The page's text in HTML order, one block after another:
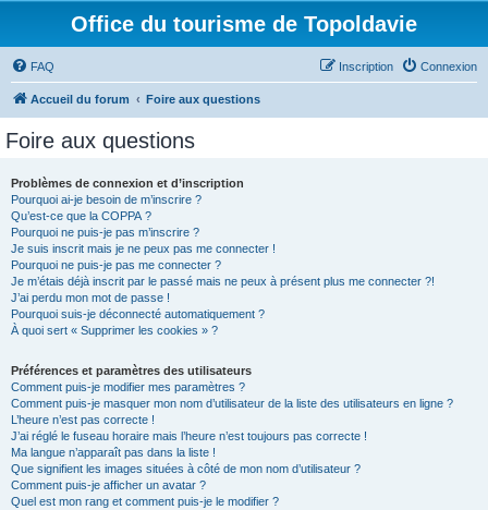
Office du tourisme de Topoldavie
FAQ Connexion
Inscription
Accueil du forum Foire aux questions
Foire aux questions
Problèmes de connexion et d’inscription
Pourquoi ai-je besoin de m’inscrire ?
Qu’est-ce que la COPPA ?
Pourquoi ne puis-je pas m’inscrire ?
Je suis inscrit mais je ne peux pas me connecter !
Pourquoi ne puis-je pas me connecter ?
Je m’étais déjà inscrit par le passé mais ne peux à présent plus me connecter ?!
J’ai perdu mon mot de passe !
Pourquoi suis-je déconnecté automatiquement ?
À quoi sert « Supprimer les cookies » ?
Préférences et paramètres des utilisateurs
Comment puis-je modifier mes paramètres ?
Comment puis-je masquer mon nom d’utilisateur de la liste des utilisateurs en ligne ?
L’heure n’est pas correcte !
J’ai réglé le fuseau horaire mais l’heure n’est toujours pas correcte !
Ma langue n’apparaît pas dans la liste !
Que signifient les images situées à côté de mon nom d’utilisateur ?
Comment puis-je afficher un avatar ?
Quel est mon rang et comment puis-je le modifier ?